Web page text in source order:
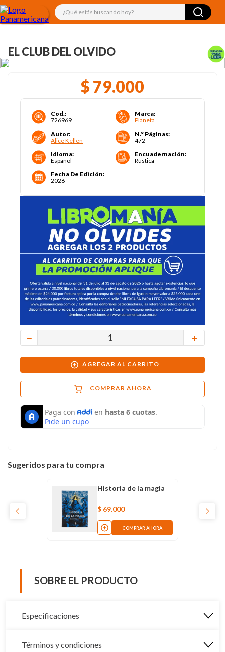
¿Qué estás buscando hoy?
EL CLUB DEL OLVIDO
$ 79.000
Cod.:
726969
Marca:
Planeta
Autor:
Alice Kellen
N.° Páginas:
472
Idioma:
Español
Encuadernación:
Rústica
Fecha De Edición:
2026
＋
－
AGREGAR AL CARRITO
COMPRAR AHORA
Sugeridos para tu compra
Historia de la magia
$ 69.000
COMPRAR AHORA
SOBRE EL PRODUCTO
Especificaciones
Términos y condiciones